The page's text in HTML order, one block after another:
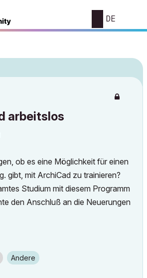
DE
arbeitslos
ob es eine Möglichkeit für einen
gibt, mit ArchiCad zu trainieren?
Studium mit diesem Programm
den Anschluß an die Neuerungen
Andere